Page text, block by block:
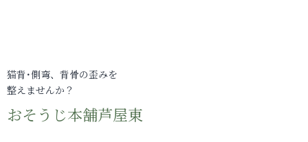
猫背･側弯、背骨の歪みを
整えませんか？
おそうじ本舗芦屋東